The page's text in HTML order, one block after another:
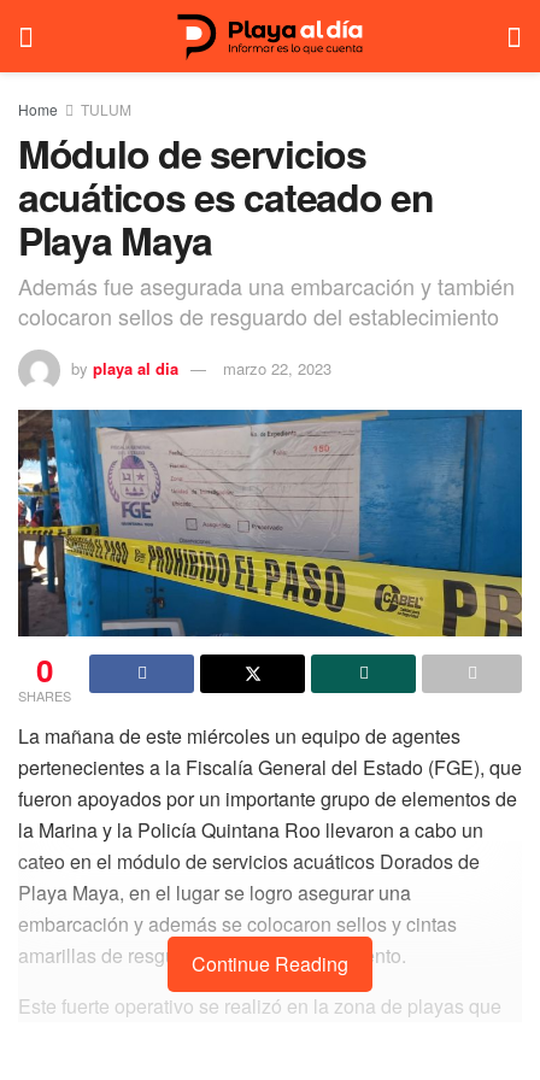
Home TULUM
Módulo de servicios
acuáticos es cateado en
Playa Maya
Además fue asegurada una embarcación y también
colocaron sellos de resguardo del establecimiento
by playa al dia marzo 22, 2023
0
SHARES
La mañana de este miércoles un equipo de agentes
pertenecientes a la Fiscalía General del Estado (FGE), que
fueron apoyados por un importante grupo de elementos de
la Marina y la Policía Quintana Roo llevaron a cabo un
cateo en el módulo de servicios acuáticos Dorados de
Playa Maya, en el lugar se logro asegurar una
embarcación y además se colocaron sellos y cintas
amarillas de resguardo en el establecimiento.
Este fuerte operativo se realizó en la zona de playas que
Continue Reading